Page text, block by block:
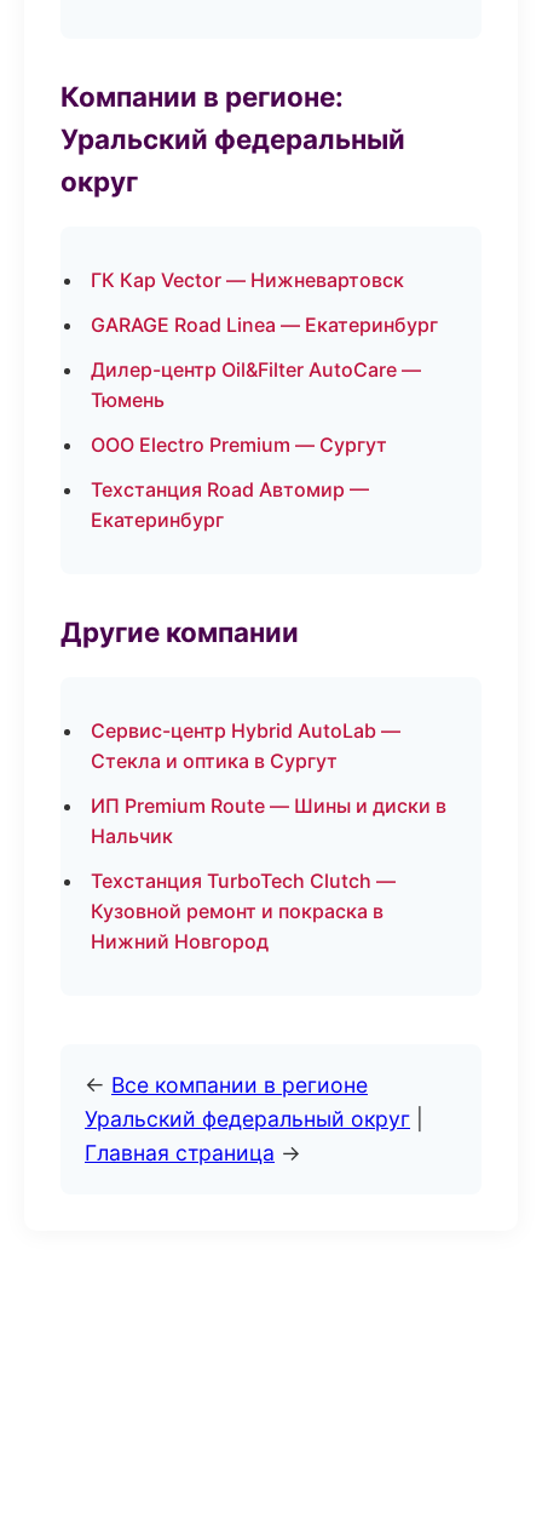
Компании в регионе:
Уральский федеральный
округ
ГК Кар Vector — Нижневартовск
GARAGE Road Linea — Екатеринбург
Дилер-центр Oil&Filter AutoCare —
Тюмень
ООО Electro Premium — Сургут
Техстанция Road Автомир —
Екатеринбург
Другие компании
Сервис-центр Hybrid AutoLab —
Стекла и оптика в Сургут
ИП Premium Route — Шины и диски в
Нальчик
Техстанция TurboTech Clutch —
Кузовной ремонт и покраска в
Нижний Новгород
← Все компании в регионе
Уральский федеральный округ
Главная страница →